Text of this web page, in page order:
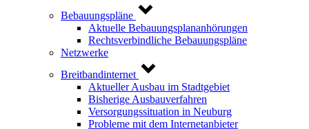
Bebauungspläne
Aktuelle Bebauungsplananhörungen
Rechtsverbindliche Bebauungspläne
Netzwerke
Breitbandinternet
Aktueller Ausbau im Stadtgebiet
Bisherige Ausbauverfahren
Versorgungssituation in Neuburg
Probleme mit dem Internetanbieter